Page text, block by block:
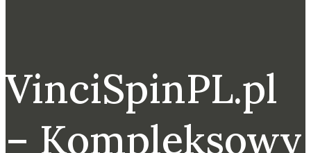
VinciSpinPL.pl
– Kompleksowy